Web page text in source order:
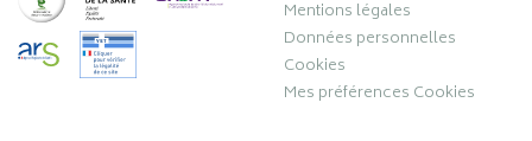
Mentions légales
Données personnelles
Cookies
Mes préférences Cookies